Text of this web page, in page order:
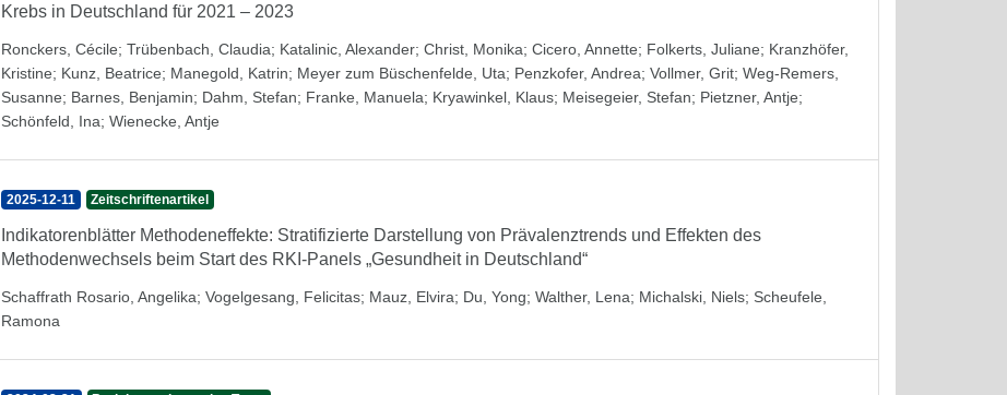
Krebs in Deutschland für 2021 – 2023
Ronckers, Cécile; Trübenbach, Claudia; Katalinic, Alexander; Christ, Monika; Cicero, Annette; Folkerts, Juliane; Kranzhöfer,
Kristine; Kunz, Beatrice; Manegold, Katrin; Meyer zum Büschenfelde, Uta; Penzkofer, Andrea; Vollmer, Grit; Weg-Remers,
Susanne; Barnes, Benjamin; Dahm, Stefan; Franke, Manuela; Kryawinkel, Klaus; Meisegeier, Stefan; Pietzner, Antje;
Schönfeld, Ina; Wienecke, Antje
2025-12-11 Zeitschriftenartikel
Indikatorenblätter Methodeneffekte: Stratifizierte Darstellung von Prävalenztrends und Effekten des
Methodenwechsels beim Start des RKI-Panels „Gesundheit in Deutschland“
Schaffrath Rosario, Angelika; Vogelgesang, Felicitas; Mauz, Elvira; Du, Yong; Walther, Lena; Michalski, Niels; Scheufele,
Ramona